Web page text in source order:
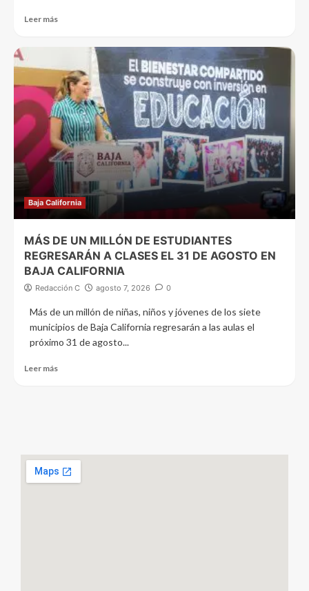
Leer más
Baja California
MÁS DE UN MILLÓN DE ESTUDIANTES
REGRESARÁN A CLASES EL 31 DE AGOSTO EN
BAJA CALIFORNIA
Redacción C agosto 7, 2026 0
Más de un millón de niñas, niños y jóvenes de los siete
municipios de Baja California regresarán a las aulas el
próximo 31 de agosto...
Leer más